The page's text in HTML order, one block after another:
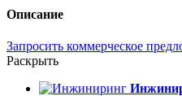
Описание
Запросить коммерческое
Раскрыть